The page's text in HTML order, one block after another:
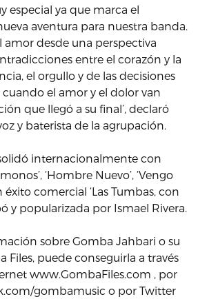
especial ya que marca el
aventura para nuestra banda.
amor desde una perspectiva
entre el corazón y la
el orgullo y de las decisiones
el amor y el dolor van
que llegó a su final’, declaró
y baterista de la agrupación.
internacionalmente con
‘Hombre Nuevo’, ‘Vengo
éxito comercial ‘Las Tumbas, con
y popularizada por Ismael Rivera.
sobre Gomba Jahbari o su
Files, puede conseguirla a través
www.GombaFiles.com , por
gombamusic o por Twitter